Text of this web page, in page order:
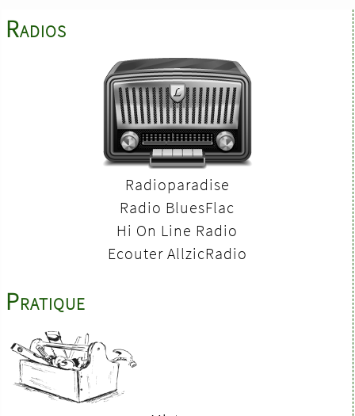
Radios
Radioparadise
Radio BluesFlac
Hi On Line Radio
Ecouter AllzicRadio
Pratique
réduite, et surtout la taille de l'évent
allongé afin d'accorder le plus précisément
les charges bass reflex avec le haut parleur
large bande utilisé, un Monacor SPX 200
WP. Ce dernier est monté sans filtre. La
courbe est uniquement corrigée par